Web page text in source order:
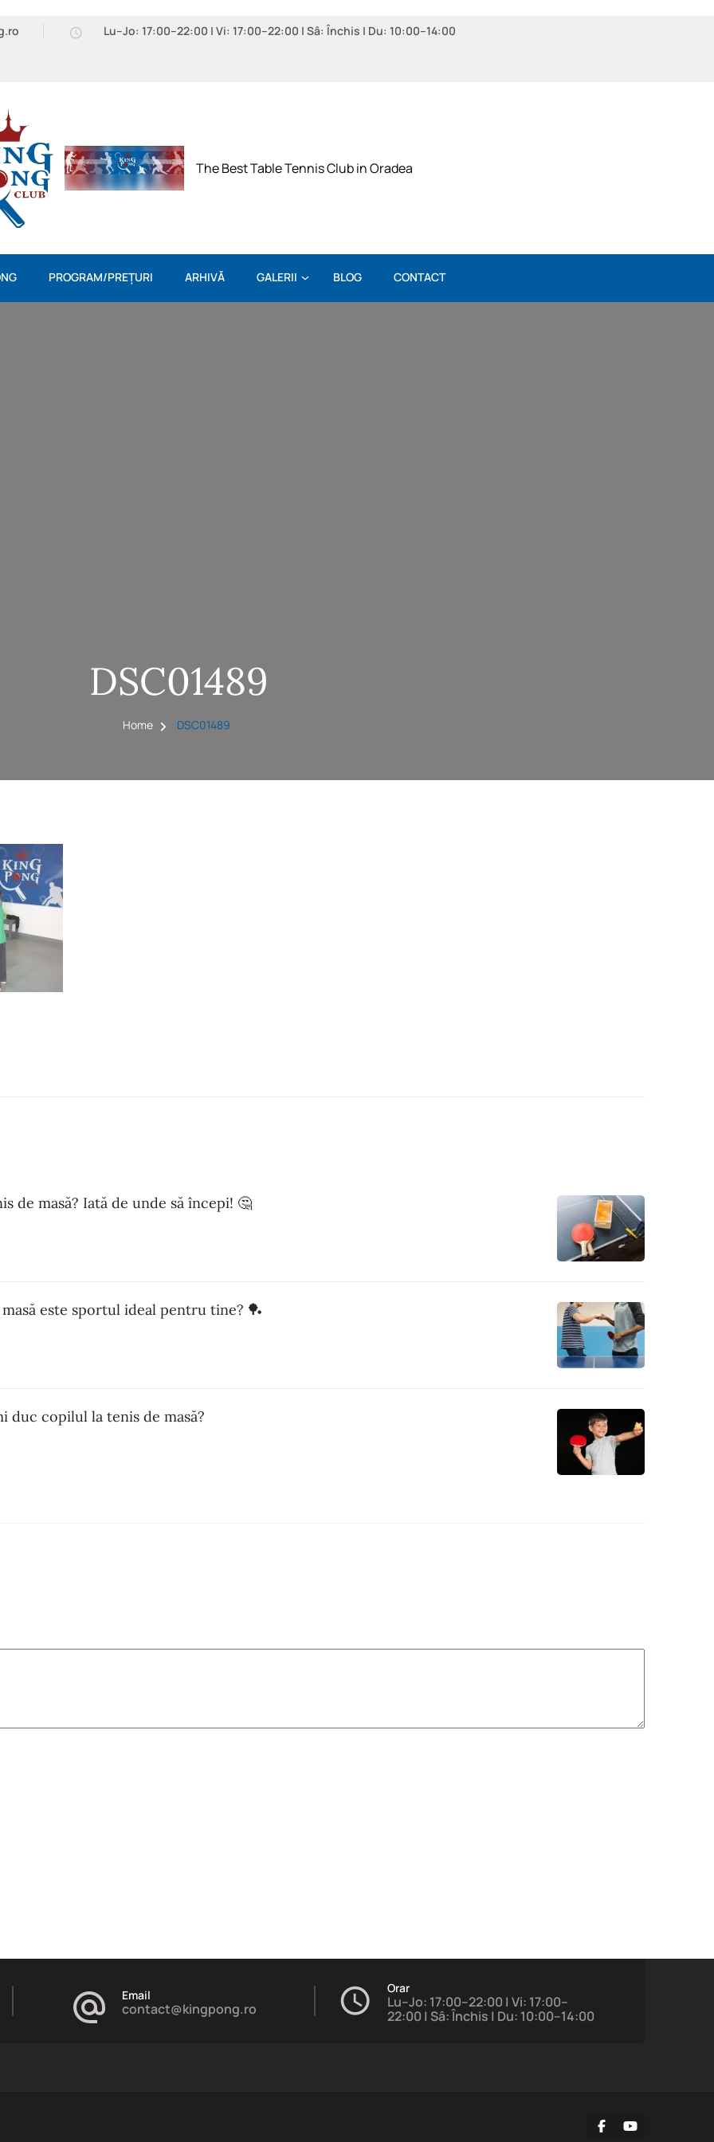
Lu–Jo: 17:00–22:00 | Vi: 17:00–22:00 | Sâ: Închis | Du: 10:00–14:00
The Best Table Tennis Club in Oradea
PROGRAM/PREȚURI ARHIVĂ GALERII BLOG CONTACT
DSC01489
Home DSC01489
de masă? Iată de unde să începi! 🤔
este sportul ideal pentru tine? 🏓
duc copilul la tenis de masă?
Email
contact@kingpong.ro
Orar
Lu–Jo: 17:00–22:00 | Vi: 17:00–
22:00 | Sâ: Închis | Du: 10:00–14:00